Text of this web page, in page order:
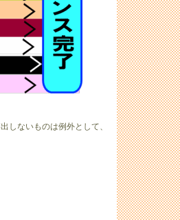
しないものは例外として、